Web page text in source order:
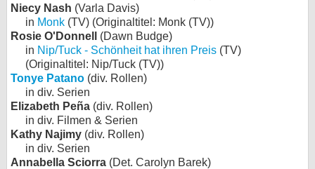
Niecy Nash (Varla Davis)
in Monk (TV) (Originaltitel: Monk (TV))
Rosie O'Donnell
(Dawn Budge)
in Nip/Tuck - Schönheit hat ihren Preis (TV)
(Originaltitel: Nip/Tuck (TV))
Tonye Patano (div. Rollen)
in div. Serien
Elizabeth Peña (div. Rollen)
in div. Filmen & Serien
Kathy Najimy (div. Rollen)
in div. Serien
Annabella Sciorra (Det. Carolyn Barek)